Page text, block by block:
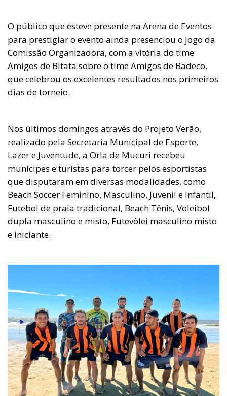
O público que esteve presente na Arena de Eventos
para prestigiar o evento ainda presenciou o jogo da
Comissão Organizadora, com a vitória do time
Amigos de Bitata sobre o time Amigos de Badeco,
que celebrou os excelentes resultados nos primeiros
dias de torneio.
Nos últimos domingos através do Projeto Verão,
realizado pela Secretaria Municipal de Esporte,
Lazer e Juventude, a Orla de Mucuri recebeu
munícipes e turistas para torcer pelos esportistas
que disputaram em diversas modalidades, como
Beach Soccer Feminino, Masculino, Juvenil e Infantil,
Futebol de praia tradicional, Beach Tênis, Voleibol
dupla masculino e misto, Futevôlei masculino misto
e iniciante.